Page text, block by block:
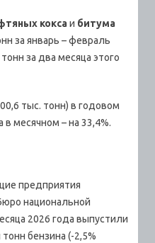
коксаи битума
за январь – февраль
за два месяца этого
тыс. тонн) в годовом
в месячном – на 33,4%.
предприятия
национальной
2026 года выпустили
бензина (-2,5%